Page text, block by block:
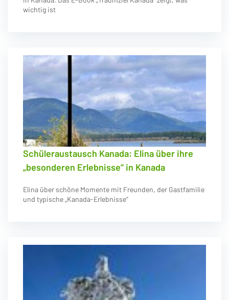
wichtig ist
Schüleraustausch Kanada: Elina über ihre
„besonderen Erlebnisse“ in Kanada
Elina über schöne Momente mit Freunden, der Gastfamilie
und typische „Kanada-Erlebnisse“